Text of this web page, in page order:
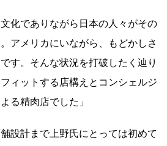
化でありながら日本の人々がその
アメリカにいながら、もどかしさ
す。そんな状況を打破したく辿り
ィットする店構えとコンシェルジ
る精肉店でした」
設計まで上野氏にとっては初めて